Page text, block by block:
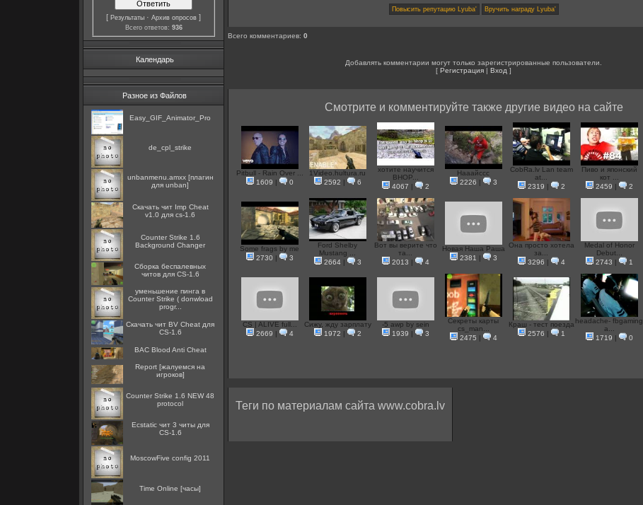
[ Результаты · Архив опросов ]
Всего ответов: 936
Календарь
Разное из Файлов
Easy_GIF_Animator_Pro
de_cpl_strike
unbanmenu.amxx [плагин
для unban]
Скачать чит Imp Cheat
v1.0 для cs-1.6
Counter Strike 1.6
Background Changer
Сборка беспалевных
читов для CS-1.6
уменьшение пинга в
Counter Strike ( donwload
progr...
Скачать чит BV Cheat для
CS-1.6
BAC Blood Anti Cheat
Report [жалуемся на
игроков]
Counter Strike 1.6 NEW 48
protocol
Ecstatic чит 3 читы для
CS-1.6
MoscowFive config 2011
Time Online [часы]
Всего комментариев: 0
Добавлять комментарии могут только зарегистрированные пользователи.
[ Регистрация | Вход ]
Смотрите и комментируйте также другие видео на сайте
Pitbull - Rain Over ...
1609 | 0
1Video.hultura.ru
2592 | 6
хотите научится
BHOP...
4067 | 2
Нааайссс
2226 | 3
CobRa.lv Lan team
at...
2319 | 2
Пиво и японский
кот ...
2459 | 2
Some frags by me
2730 | 3
Ford Shelby
Mustang ...
2664| 3
Вот вы верите что
та...
2013 | 4
Новая Наша Раша
2381 | 3
Она просто хотела
за...
3296 | 4
Medal of Honor
Debut...
2743 | 1
CS | ALIVE full...
2669 | 4
Cижу, жду зарплату
1972 | 2
-5 awp by sein
1939 | 3
Секреты карты
cs_man...
2475 | 4
Краш - тест поезда
2576 | 1
headache- fbgaming
a...
1719 | 0
Теги по материалам сайта www.cobra.lv